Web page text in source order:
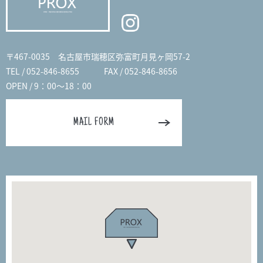
〒467-0035 名古屋市瑞穂区弥富町月見ヶ岡57-2
TEL / 052-846-8655
FAX / 052-846-8656
OPEN / 9：00～18：00
MAIL FORM